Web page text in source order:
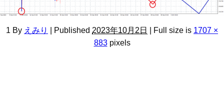
1 By えみり | Published 2023年10月2日 | Full size is 1707 ×
883pixels